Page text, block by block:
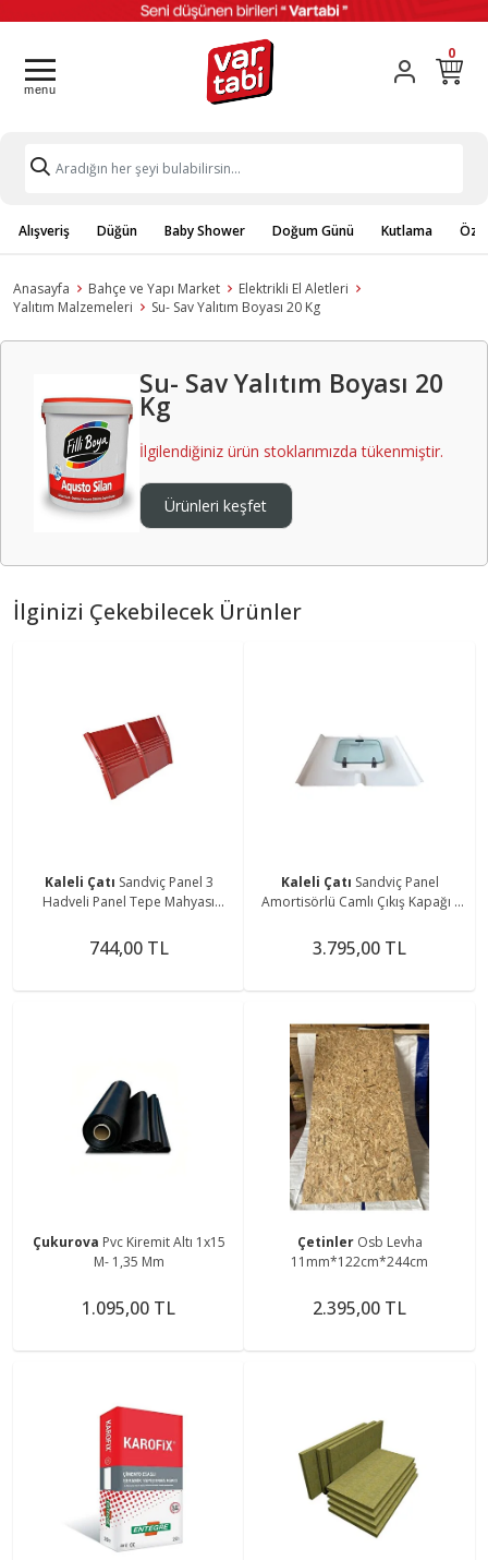
0
Alışveriş Düğün Baby Shower Doğum Günü Kutlama
Anasayfa Bahçe ve Yapı Market
Elektrikli El Aletleri
Yalıtım Malzemeleri
Su- Sav Yalıtım Boyası 20 Kg
Su- Sav Yalıtım Boyası 20
Kg
İlgilendiğiniz ürün stoklarımızda tükenmiştir.
Ürünleri keşfet
İlginizi Çekebilecek Ürünler
Kaleli Çatı Sandviç Panel 3
Hadveli Panel Tepe Mahyası
744,00 TL
Kaleli Çatı Sandviç Panel
Amortisörlü Camlı Çıkış Kapağı -
3.795,00 TL
Çukurova Pvc Kiremit Altı 1x15
M- 1,35 Mm
1.095,00 TL
Çetinler Osb Levha
11mm*122cm*244cm
2.395,00 TL